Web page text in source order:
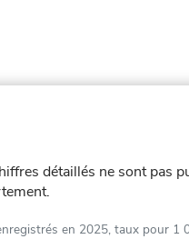
détaillés ne sont pas
en 2025, taux pour 1